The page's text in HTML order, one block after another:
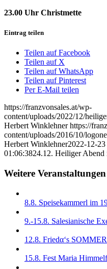
23.00 Uhr Christmette
Eintrag teilen
Teilen auf Facebook
Teilen auf X
Teilen auf WhatsApp
Teilen auf Pinterest
Per E-Mail teilen
https://franzvonsales.at/wp-
content/uploads/2022/12/
Herbert Winklehner https://
content/uploads/2016/10/
Herbert Winklehner2022-12-
01:06:3824.12. Heiliger
Weitere Veranstaltungen
8.8. Speisekammerl im
9.-15.8. Salesianische
12.8. Friedα‘s
15.8. Fest Maria